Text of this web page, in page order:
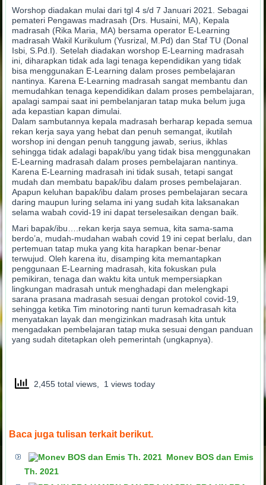
Worshop diadakan mulai dari tgl 4 s/d 7 Januari 2021. Sebagai
pemateri Pengawas madrasah (Drs. Husaini, MA), Kepala
madrasah (Rika Maria, MA) bersama operator E-Learning
madrasah Wakil Kurikulum (Yusrizal, M.Pd) dan Staf TU (Donal
Isbi, S.Pd.I). Setelah diadakan worshop E-Learning madrasah
ini, diharapkan tidak ada lagi tenaga kependidikan yang tidak
bisa menggunakan E-Learning dalam proses pembelajaran
nantinya. Karena E-Learning madrasah sangat membantu dan
memudahkan tenaga kependidikan dalam proses pembelajaran,
apalagi sampai saat ini pembelanjaran tatap muka belum juga
ada kepastian kapan dimulai.
Dalam sambutannya kepala madrasah berharap kepada semua
rekan kerja saya yang hebat dan penuh semangat, ikutilah
worshop ini dengan penuh tanggung jawab, serius, ikhlas
sehingga tidak adalagi bapak/ibu yang tidak bisa menggunakan
E-Learning madrasah dalam proses pembelajaran nantinya.
Karena E-Learning madrasah ini tidak susah, tetapi sangat
mudah dan membatu bapak/ibu dalam proses pembelajaran.
Apapun keluhan bapak/ibu dalam proses pembelajaran secara
daring maupun luring selama ini yang sudah kita laksanakan
selama wabah covid-19 ini dapat terselesaikan dengan baik.
Mari bapak/ibu….rekan kerja saya semua, kita sama-sama
berdo’a, mudah-mudahan wabah covid 19 ini cepat berlalu, dan
pertemuan tatap muka yang kita harapkan benar-benar
terwujud. Oleh karena itu, disamping kita memantapkan
penggunaan E-Learning madrasah, kita fokuskan pula
pemikiran, tenaga dan waktu kita untuk mempersiapkan
lingkungan madrasah untuk menghadapi dan melengkapi
sarana prasana madrasah sesuai dengan protokol covid-19,
sehingga ketika Tim minotoring nanti turun kemadrasah kita
menyatakan layak dan mengizinkan madrasah kita untuk
mengadakan pembelajaran tatap muka sesuai dengan panduan
yang sudah ditetapkan oleh pemerintah (ungkapnya).
2,455 total views, 1 views today
Baca juga tulisan terkait berikut.
Monev BOS dan Emis
Th. 2021